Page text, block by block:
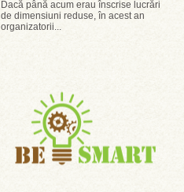
Dacă până acum erau înscrise lucrări
de dimensiuni reduse, în acest an
organizatorii...